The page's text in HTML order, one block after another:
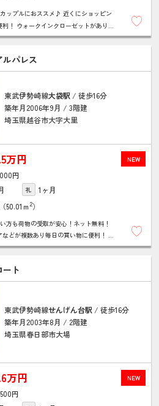
ップルにおススメ♪ 近くにショッピン
！ ウォークインクローゼットがあり収
認ができるので安心です！
ルパレス
東武伊勢崎線大袋駅 / 徒歩16分
築年月2006年9月 / 3階建
埼玉県越谷市大字大里
NEW
万円
円
礼
1ヶ月
50.01ｍ 2）
方も荷物の受取が安心！ネット無料！
どが複数あり毎日の買い物に便利！ オ
ティもしっかりしているので安心♪
ート
東武伊勢崎線せんげん台駅 / 徒歩16分
築年月2003年8月 / 2階建
埼玉県春日部市大場
NEW
万円
円